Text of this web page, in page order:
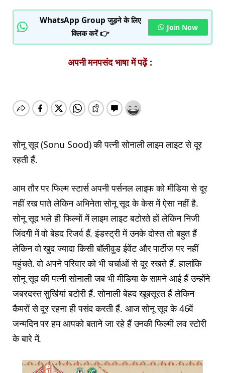
WhatsApp Group जुड़ने के लिए
क्लिक करें 👉
Join Now
अपनी मनपसंद भाषा में पढ़ें :
सोनू सूद (Sonu Sood) की पत्नी सोनाली लाइम लाइट से दूर
रहती हैं.
आम तौर पर फिल्म स्टार्स अपनी पर्सनल लाइफ को मीडिया से दूर
नहीं रख पाते लेकिन अभिनेता सोनू सूद के केस में ऐसा नहीं है.
सोनू सूद भले ही फिल्मों में लाइम लाइट बटोरते हों लेकिन निजी
जिंदगी में वो बेहद रिजर्व हैं. इंडस्ट्री में उनके दोस्त तो बहुत हैं
लेकिन वो खुद ज्यादा किसी बॉलीवुड ईवेंट और पार्टीज पर नहीं
पहुंचते. वो अपने परिवार को भी चर्चाओं से दूर रखते हैं. हालांकि
सोनू सूद की पत्नी सोनाली जब भी मीडिया के सामने आई हैं उन्होंने
जबरदस्त सुर्खियां बटोरी हैं. सोनाली बेहद खूबसूरत हैं लेकिन
कैमरों से दूर रहना ही पसंद करती हैं. आज सोनू सूद के 46वें
जन्मदिन पर हम आपको बताने जा रहे हैं उनकी फिल्मी लव स्टोरी
के बारे में.